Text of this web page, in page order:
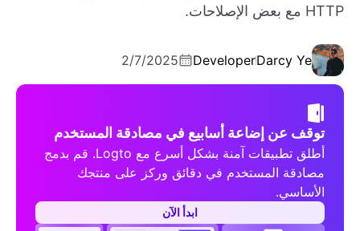
HTTP مع بعض الإصلاحات.
Darcy Ye
Developer
2/7/2025
توقف عن إضاعة أسابيع في مصادقة المستخدم
أطلق تطبيقات آمنة بشكل أسرع مع Logto. قم بدمج
مصادقة المستخدم في دقائق وركز على منتجك
الأساسي.
ابدأ الآن